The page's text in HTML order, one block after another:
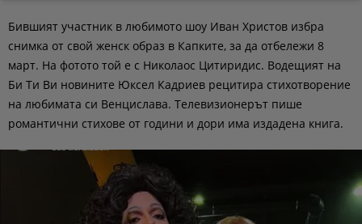
Бившият участник в любимото шоу Иван Христов избра
снимка от свой женск образ в Капките, за да отбележи 8
март. На фотото той е с Николаос Цитиридис. Водещият на
Би Ти Ви новините Юксел Кадриев рецитира стихотворение
на любимата си Венцислава. Телевизионерът пише
романтични стихове от години и дори има издадена книга.